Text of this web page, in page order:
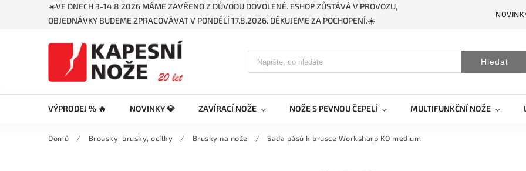
☀️VE DNECH 3-14.8 2026 MÁME ZAVŘENO Z DŮVODU DOVOLENÉ. ESHOP ZŮSTÁVÁ V PROVOZU,
OBJEDNÁVKY BUDEME ZPRACOVÁVAT V PONDĚLÍ 17.8.2026. DĚKUJEME ZA POCHOPENÍ.☀️
Hledat
VÝPRODEJ % 🔥 NOVINKY 💎 ZAVÍRACÍ NOŽE NOŽE S PEVNOU ČEPELÍ MULTIFUNKČNÍ NOŽE
Domů / Brousky, brusky, ocílky / Brusky na nože / Sada pásů k brusce Worksharp KO medium